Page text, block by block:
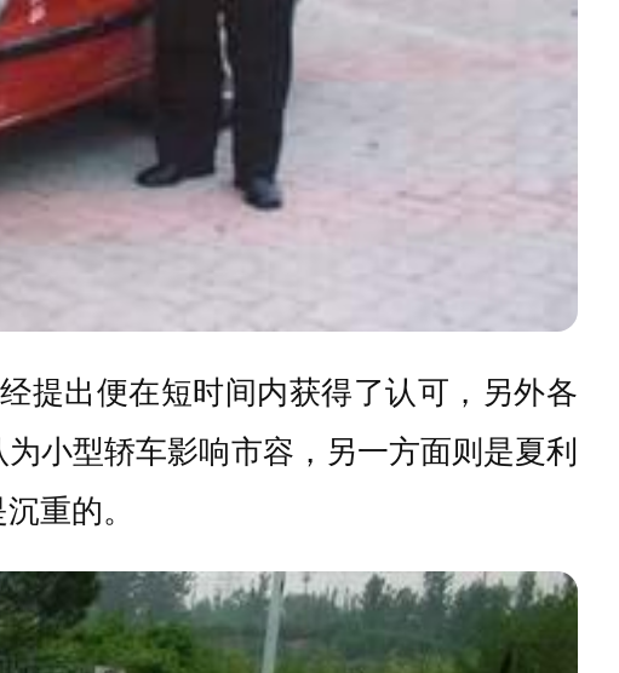
提出便在短时间内获得了认可，另外各
小型轿车影响市容，另一方面则是夏利
重的。